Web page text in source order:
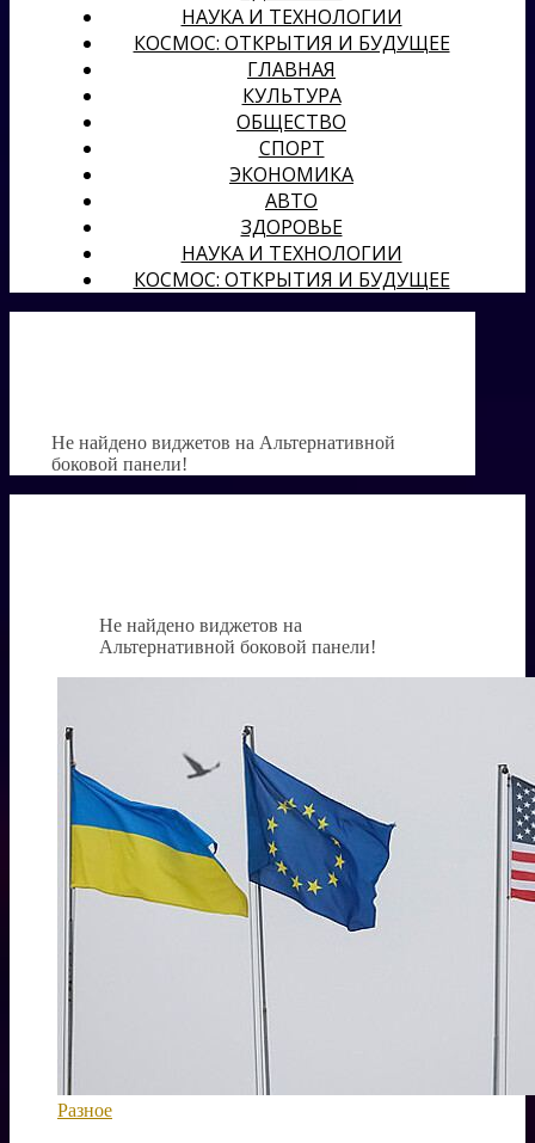
НАУКА И ТЕХНОЛОГИИ
КОСМОС: ОТКРЫТИЯ И БУДУЩЕЕ
ГЛАВНАЯ
КУЛЬТУРА
ОБЩЕСТВО
СПОРТ
ЭКОНОМИКА
АВТО
ЗДОРОВЬЕ
НАУКА И ТЕХНОЛОГИИ
КОСМОС: ОТКРЫТИЯ И БУДУЩЕЕ
Не найдено виджетов на Альтернативной
боковой панели!
Не найдено виджетов на
Альтернативной боковой панели!
Разное